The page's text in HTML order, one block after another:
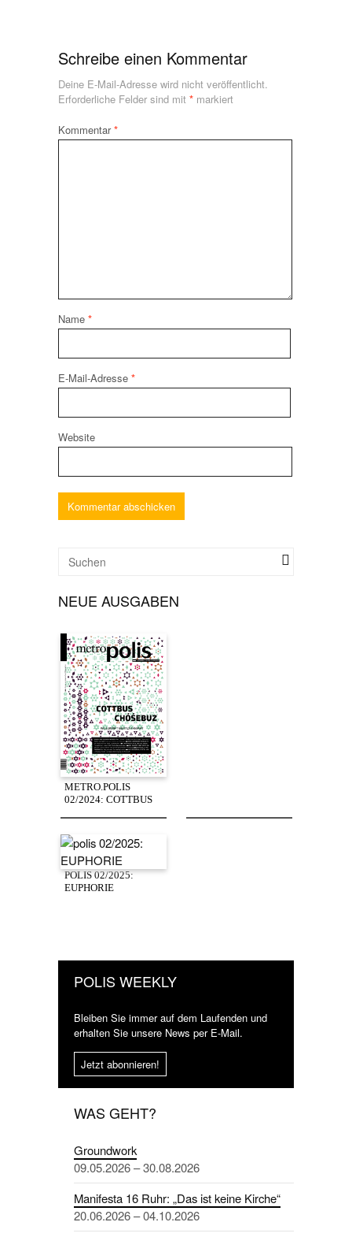
Schreibe einen Kommentar
Deine E-Mail-Adresse wird nicht veröffentlicht.
Erforderliche Felder sind mit * markiert
Kommentar*
Name *
E-Mail-Adresse *
Website
NEUE AUSGABEN
METRO.POLIS
02/2024: COTTBUS
POLIS 02/2025:
EUPHORIE
POLIS WEEKLY
Bleiben Sie immer auf dem Laufenden und
erhalten Sie unsere News per E-Mail.
Jetzt abonnieren!
WAS GEHT?
Groundwork
09.05.2026 – 30.08.2026
Manifesta 16 Ruhr: „Das ist keine Kirche“
20.06.2026 – 04.10.2026